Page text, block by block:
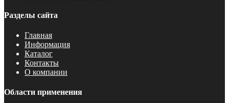
Разделы сайта
Главная
Информация
Каталог
Контакты
О компании
Области применения